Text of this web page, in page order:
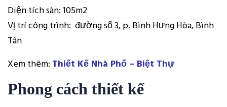
Diện tích sàn: 105m2
Vị trí công trình: đường số 3, p. Bình Hưng Hòa, Bình
Tân
Xem thêm: Thiết Kế Nhà Phố – Biệt Thự
Phong cách thiết kế